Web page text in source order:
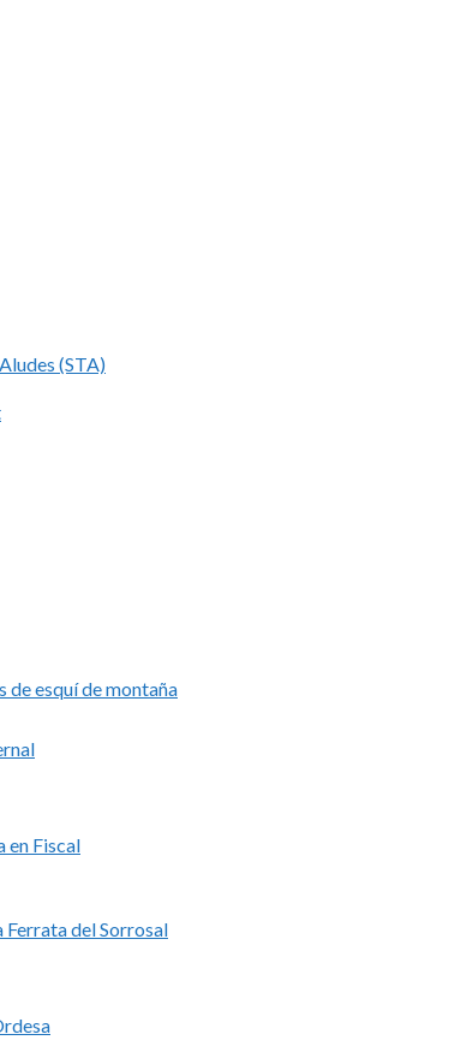
(STA)
de esquí de montaña
en Fiscal
del Sorrosal